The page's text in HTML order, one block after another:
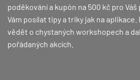
lze
vybrat
stránce
poděkování a kupón na 500 kč pro Váš
Vám posílat tipy a triky jak na
vědět o chystaných workshopech a
pořádaných akcích.